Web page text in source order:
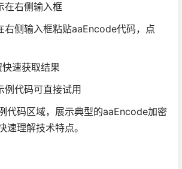
在右侧输入框
右侧输入框粘贴aaEncode代码，点
速获取结果
例代码可直接试用
代码区域，展示典型的aaEncode加密
速理解技术特点。